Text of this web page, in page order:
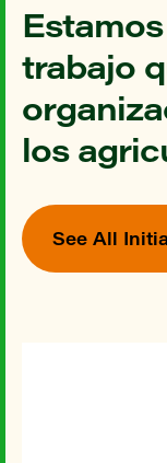
trabajo
los
See All